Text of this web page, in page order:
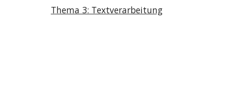
Thema 3: Textverarbeitung